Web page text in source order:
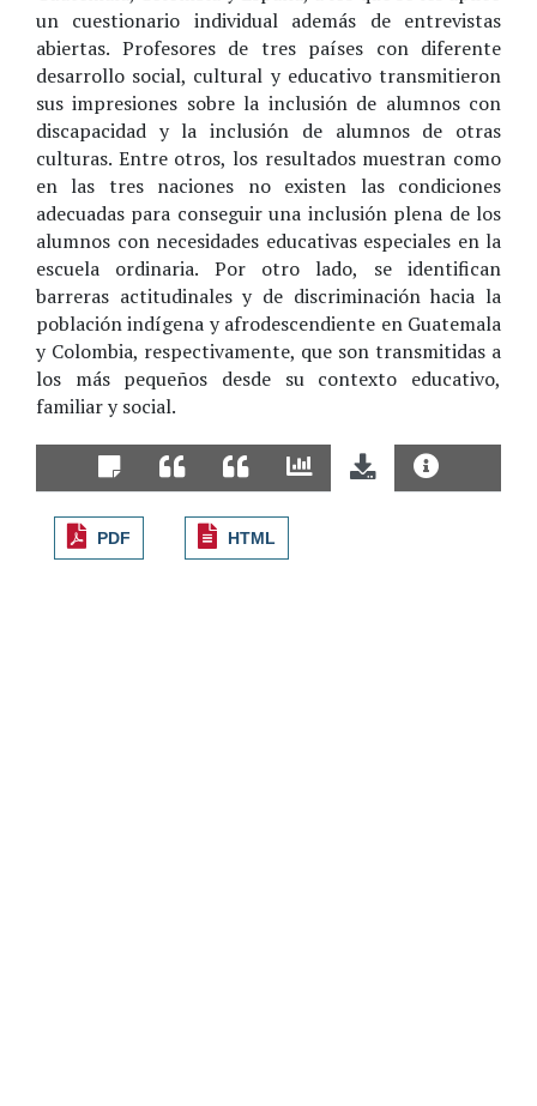
un cuestionario individual además de entrevistas
abiertas. Profesores de tres países con diferente
desarrollo social, cultural y educativo transmitieron
sus impresiones sobre la inclusión de alumnos con
discapacidad y la inclusión de alumnos de otras
culturas. Entre otros, los resultados muestran como
en las tres naciones no existen las condiciones
adecuadas para conseguir una inclusión plena de los
alumnos con necesidades educativas especiales en la
escuela ordinaria. Por otro lado, se identifican
barreras actitudinales y de discriminación hacia la
población indígena y afrodescendiente en Guatemala
y Colombia, respectivamente, que son transmitidas a
los más pequeños desde su contexto educativo,
familiar y social.
PDF HTML